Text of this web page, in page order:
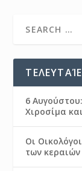
6
Χιροσίμα
Οι
των